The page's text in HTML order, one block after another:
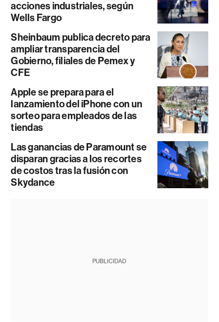
acciones industriales, según
Wells Fargo
Sheinbaum publica decreto para
ampliar transparencia del
Gobierno, filiales de Pemex y
CFE
Apple se prepara para el
lanzamiento del iPhone con un
sorteo para empleados de las
tiendas
Las ganancias de Paramount se
disparan gracias a los recortes
de costos tras la fusión con
Skydance
PUBLICIDAD